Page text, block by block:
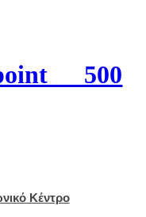
500
Κέντρο